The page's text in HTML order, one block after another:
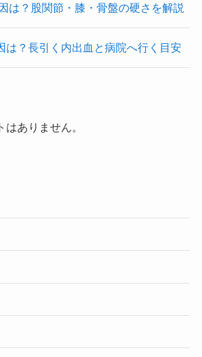
は？股関節・膝・骨盤の硬さを解説
は？長引く内出血と病院へ行く目安
ありません。